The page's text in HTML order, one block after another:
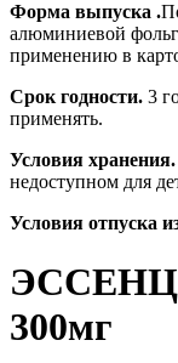
Форма выпуска .
алюминиевой
применению в
Срок годности. 3
применять.
Условия хранения.
недоступном для
Условия отпуска
300мг